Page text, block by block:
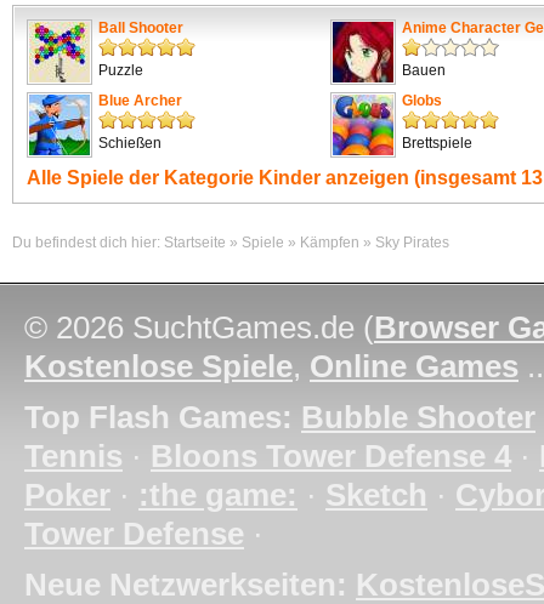
Ball Shooter
Puzzle
Anime Character
Bauen
Blue Archer
Schießen
Globs
Brettspiele
Alle Spiele der Kategorie Kinder anzeigen (insgesamt
Du befindest dich hier: Startseite » Spiele » Kämpfen » Sky Pirates
© 2026 SuchtGames.de (Browser
Kostenlose Spiele, Online Games
Top Flash Games: Bubble Shooter
Tennis · Bloons Tower Defense 4 ·
Poker · :the game: · Sketch ·
Tower Defense ·
Neue Netzwerkseiten: